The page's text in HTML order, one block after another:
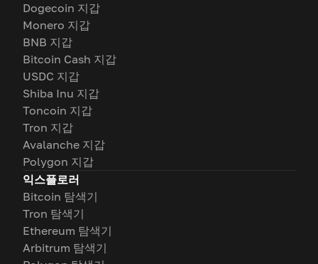
Dogecoin 지갑
Monero 지갑
BNB 지갑
Bitcoin Cash 지갑
USDC 지갑
Shiba Inu 지갑
Toncoin 지갑
Tron 지갑
Avalanche 지갑
Polygon 지갑
익스플로러
Bitcoin 탐색기
Tron 탐색기
Ethereum 탐색기
Arbitrum 탐색기